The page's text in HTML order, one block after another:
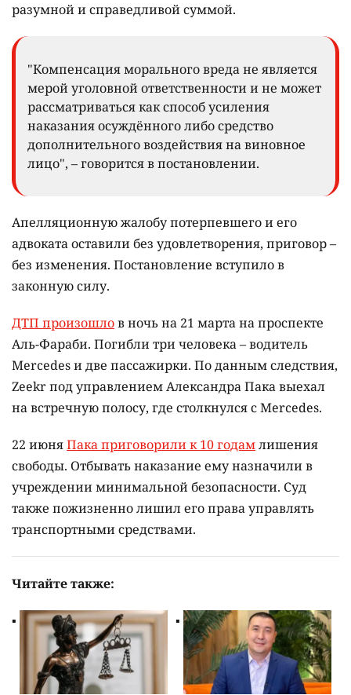
разумной и справедливой суммой.
"Компенсация морального вреда не является
мерой уголовной ответственности и не может
рассматриваться как способ усиления
наказания осуждённого либо средство
дополнительного воздействия на виновное
лицо", – говорится в постановлении.
Апелляционную жалобу потерпевшего и его
адвоката оставили без удовлетворения, приговор –
без изменения. Постановление вступило в
законную силу.
ДТП произошлов ночь на 21 марта на проспекте
Аль-Фараби. Погибли три человека – водитель
Mercedes и две пассажирки. По данным следствия,
Zeekr под управлением Александра Пака выехал
на встречную полосу, где столкнулся с Mercedes.
22 июняПака приговорили к 10 годамлишения
свободы. Отбывать наказание ему назначили в
учреждении минимальной безопасности. Суд
также пожизненно лишил его права управлять
транспортными средствами.
Читайте также: